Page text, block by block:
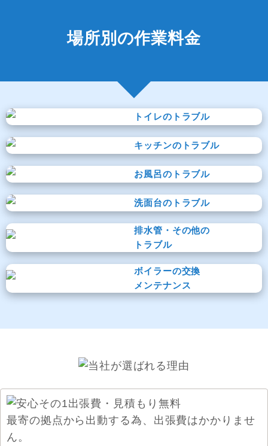
場所別の作業料金
トイレのトラブル
キッチンのトラブル
お風呂のトラブル
洗面台のトラブル
排水管・その他の
トラブル
ボイラーの交換
メンテナンス
最寄の拠点から出動する為、出張費はかかりませ
ん。